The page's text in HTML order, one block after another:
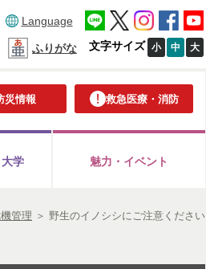
Language
ふりがな 文字サイズ 小 中 大
災情報 救急医療・消防
学 魅力・イベント
管理 ＞ 野生のイノシシにご注意ください